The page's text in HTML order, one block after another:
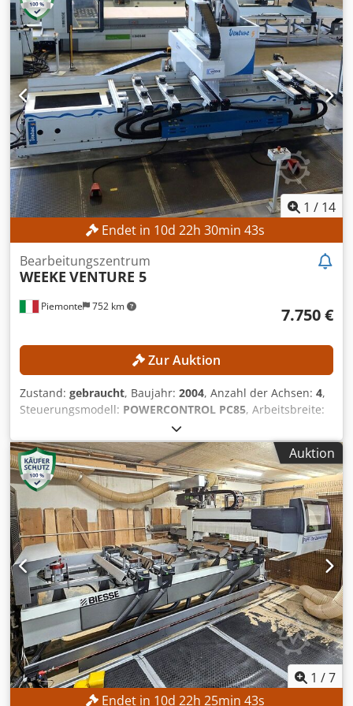
mm Werkstückhöhe max.: 85 mm Anzahl der Achsen: 3
Werkzeugmagazinplätze: 15 Tischlänge: 3.720 mm
Tischbreite: 2.100 mm MASCHINEN-DETAILS
Betätigungsart: elektrisch Abmessungen (L x B x H): 9.766 x
4.789 x 2.288 mm AUSSTATTUNG CE-Kennzeichnung
Dokumentation/Handbuch
1 / 14
Endet in 10d 22h 30min 41s
Piemonte 752 km
Bearbeitungszentrum
WEEKE VENTURE 5
7.750 €
Zur Auktion
Zustand: gebraucht, Baujahr: 2004, Anzahl der Achsen: 4,
Steuerungsmodell: POWERCONTROL PC85, Arbeitsbreite:
, Drehzahl der Frässpindel (max.):
Arbeitslänge:3.250 mm, TECHNISCHE DETAILS
Arbeitsbereich X-Achse: 3.250 mm Arbeitsbereich Y-Achse:
1.220 mm Anzahl Arbeitsfelder: 2 Tischsystem: Pod-and-
Rail-Tisch Anzahl Vakuumsaugerträger: 6 Anzahl
gesteuerter Achsen: 4 Anzahl Bohreinheiten: 1 Anzahl
Frässpindeln: 1 Anzahl Nuteinheiten: 1 Bohreinheit
Position: oben Vertikale Bohrspindeln: 12 Horizontale
Bohrspindeln in X-Richtung: 4 Horizontale Bohrspindeln in
Y-Richtung: 2 Gesamtanzahl Bohrspindeln: 18 Frässpindel
Position: oben Gesteuerte Achsen: 4 Motorleistung: 12 kW
Drehzahl: 24.000 U/min Kühlung: Flüssigkeitskühlung
Werkzeugwechsel: automatisch Nuteinheit Position: oben
Ausführung: fest, zur Herstellung von Nuten in X-Richtung
Maximaler Werkzeugdurchmesser: 100 mm Motorleistung:
2,2 kW Drehzahl: 7.500 U/min Anzahl
Werkzeugwechselplätze: 16 Werkzeugmagazin am
Auktion
1 /7
Endet in 10d 22h 25min 41s